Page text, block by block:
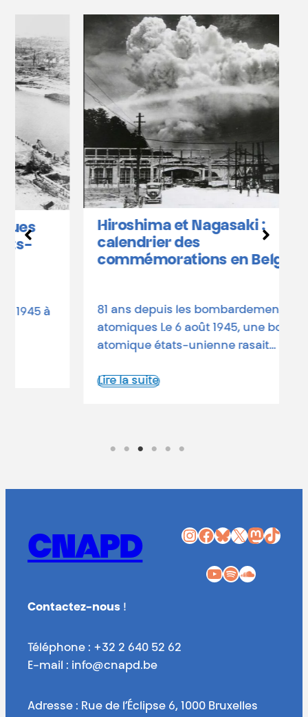
Hiroshima et Nagasaki :
calendrier des
commémorations en Belgique
81 ans depuis les bombardements
atomiques Le 6 août 1945, une bombe
atomique états-unienne rasait…
Lire la suite
CNAPD InstagramFacebook Bluesky X Mastodon TikTok
YouTube Spotify SoundCloud
Contactez-nous !
Téléphone : +32 2 640 52 62
E-mail : info@cnapd.be
Adresse : Rue de l’Éclipse 6, 1000 Bruxelles